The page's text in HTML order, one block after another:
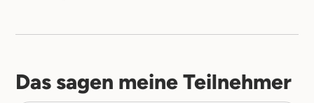
Das sagen meine Teilnehmer